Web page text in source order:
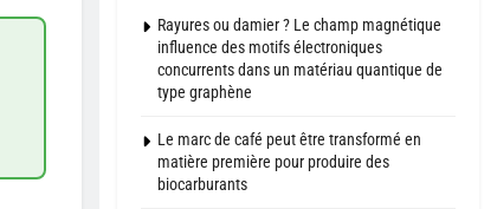
Rayures ou damier ? Le champ magnétique
influence des motifs électroniques
concurrents dans un matériau quantique de
type graphène
Le marc de café peut être transformé en
matière première pour produire des
biocarburants